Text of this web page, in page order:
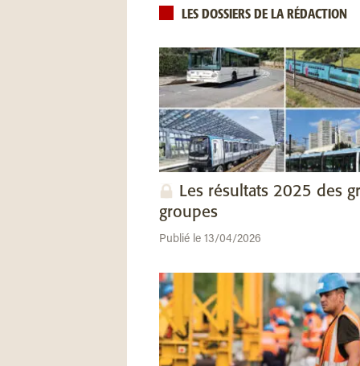
LES DOSSIERS DE LA RÉDACTION
Les résultats 2025 des
groupes
Publié le 13/04/2026